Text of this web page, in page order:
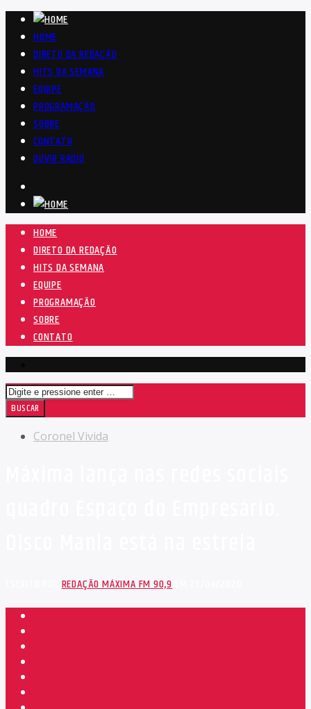
HOME
DIRETO DA REDAÇÃO
HITS DA SEMANA
EQUIPE
PROGRAMAÇÃO
SOBRE
CONTATO
OUVIR RÁDIO
HOME
DIRETO DA REDAÇÃO
HITS DA SEMANA
EQUIPE
PROGRAMAÇÃO
SOBRE
CONTATO
Coronel Vivida
ESCRITO PORREDAÇÃO MÁXIMA FM 90,9EM 23/04/2020